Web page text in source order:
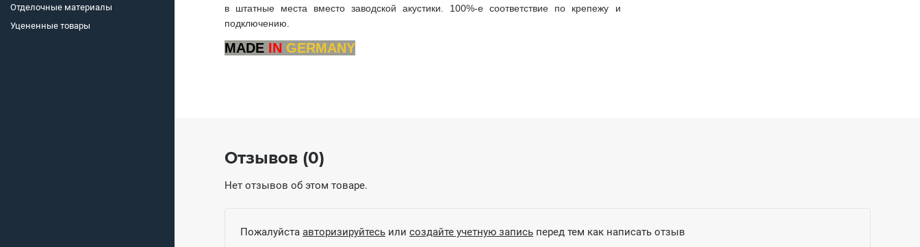
Отделочные материалы
Уцененные товары
в штатные места вместо заводской акустики. 100%-е соответствие по крепежу и
подключению.
MADE IN GERMANY
Отзывов (0)
Нет отзывов об этом товаре.
Пожалуйста авторизируйтесь или создайте учетную запись перед тем как написать отзыв